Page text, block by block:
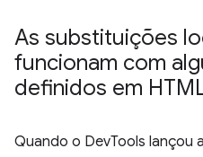
As substituições
funcionam com
definidos em
Quando o DevTools lançou